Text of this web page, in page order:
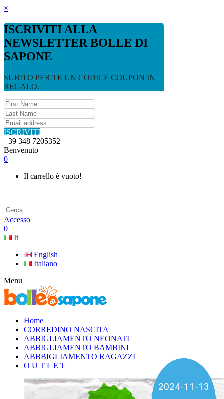
×
ISCRIVITI ALLA
NEWSLETTER BOLLE DI
SAPONE
SUBITO PER TE UN CODICE COUPON IN
REGALO.
ISCRIVITI
+39 348 7205352
Benvenuto
0
Il carrello è vuoto!
Accesso
0
It
English
Italiano
Menu
Home
CORREDINO NASCITA
ABBIGLIAMENTO NEONATI
ABBIGLIAMENTO BAMBINI
ABBBIGLIAMENTO RAGAZZI
O U T L E T
2025-01-04
2024-11-13